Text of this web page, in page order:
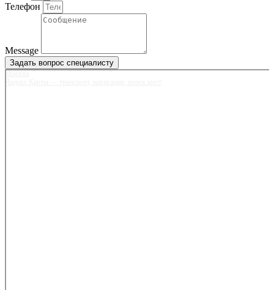
Телефон
Message
Задать вопрос специалисту
Москва